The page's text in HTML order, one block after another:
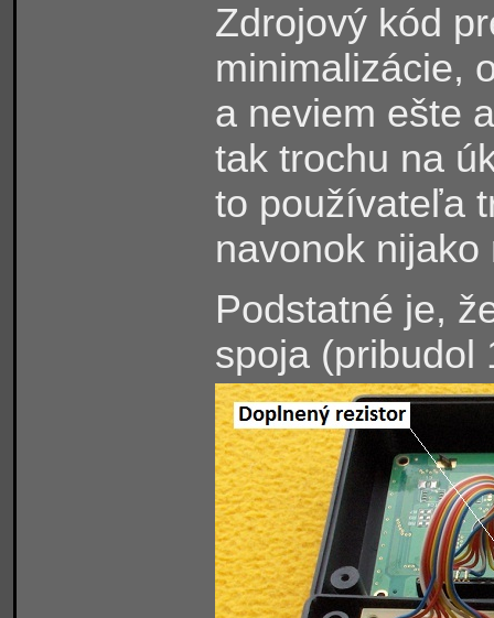
Zdrojový kód
minimalizácie,
a neviem ešte
tak trochu na
to používateľa
navonok
Podstatné je,
spoja (pribudol